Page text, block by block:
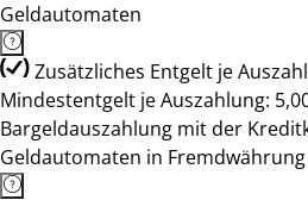
Geldautomaten
Zusätzliches Entgelt je
Mindestentgelt je Auszahlung:
Bargeldauszahlung mit der
Geldautomaten in Fremdwährung